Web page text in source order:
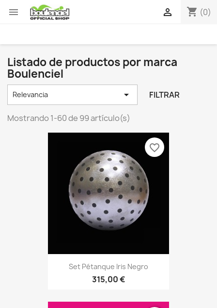
 shopping_cart (0)

Listado de productos por marca
Boulenciel
Relevancia  FILTRAR
Mostrando 1-60 de 99 artículo(s)
Set Pétanque Iris Negro
315,00 €
favorite_border